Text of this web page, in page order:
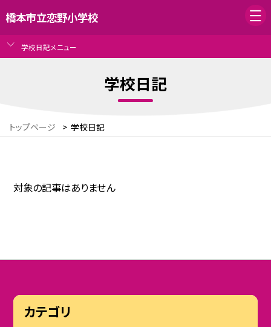
橋本市立恋野小学校
学校日記メニュー
学校日記
トップページ > 学校日記
対象の記事はありません
カテゴリ